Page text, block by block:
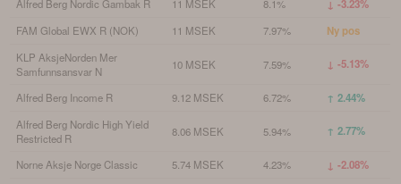
Alfred Berg Nordic Gambak R 11 MSEK 8.1% ↓ -3.23%
FAM Global EWX R (NOK) 11 MSEK 7.97% Ny pos
KLP AksjeNorden Mer
Samfunnsansvar N
10 MSEK 7.59% ↓ -5.13%
Alfred Berg Income R 9.12 MSEK 6.72% ↑ 2.44%
Alfred Berg Nordic High Yield
Restricted R
8.06 MSEK 5.94% ↑ 2.77%
Norne Aksje Norge Classic 5.74 MSEK 4.23% ↓ -2.08%